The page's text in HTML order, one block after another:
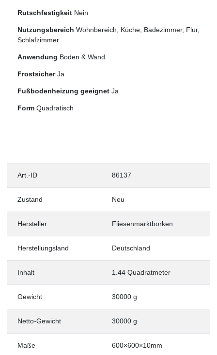
Rutschfestigkeit Nein
Nutzungsbereich Wohnbereich, Küche, Badezimmer, Flur,
Schlafzimmer
Anwendung Boden & Wand
Frostsicher Ja
Fußbodenheizung geeignet Ja
Form Quadratisch
Art.-ID 86137
Zustand Neu
Hersteller Fliesenmarktborken
Herstellungsland Deutschland
Inhalt 1.44 Quadratmeter
Gewicht 30000 g
Netto-Gewicht 30000 g
Maße 600×600×10mm